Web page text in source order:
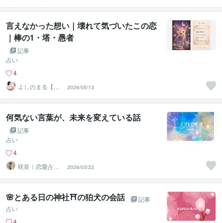
言えなかった想い｜壊れて気づいたこの恋
｜棒の1・塔・愚者
記事
占い
4
よしのまる【タ
ロットの写真
店】
2026/05/13
何気ない言葉が、未来を変えている話
記事
占い
4
咲良｜恋愛占い
心導師
2026/03/22
🌸とある日の神社⛩️の狛犬の会話
記事
占い
4